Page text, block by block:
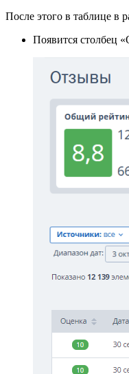
После этого в таблице в
Появится столбец